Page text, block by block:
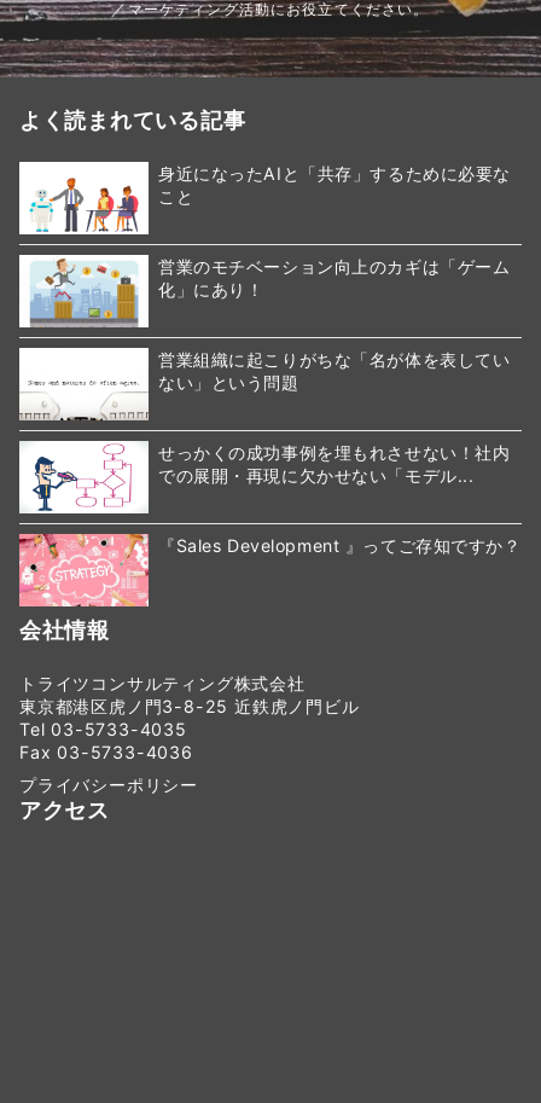
／マーケティング活動にお役立てください。
よく読まれている記事
身近になったAIと「共存」するために必要な
こと
営業のモチベーション向上のカギは「ゲーム
化」にあり！
営業組織に起こりがちな「名が体を表してい
ない」という問題
せっかくの成功事例を埋もれさせない！社内
での展開・再現に欠かせない「モデル...
『Sales Development 』ってご存知ですか？
会社情報
トライツコンサルティング株式会社
東京都港区虎ノ門3-8-25 近鉄虎ノ門ビル
Tel 03-5733-4035
Fax 03-5733-4036
プライバシーポリシー
アクセス